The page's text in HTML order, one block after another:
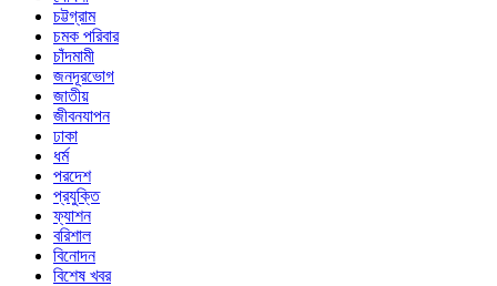
চট্টগ্রাম
চমক পরিবার
চাঁদমামী
জনদূরভোগ
জাতীয়
জীবনযাপন
ঢাকা
ধর্ম
পরদেশ
প্রযুক্তি
ফ্যাশন
বরিশাল
বিনোদন
বিশেষ খবর